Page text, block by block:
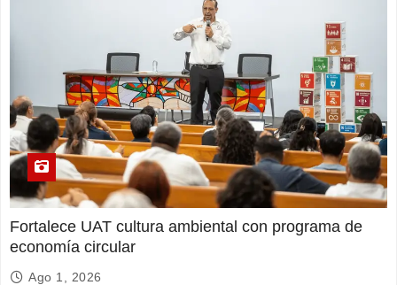
Fortalece UAT cultura ambiental con programa de
economía circular
Ago 1, 2026